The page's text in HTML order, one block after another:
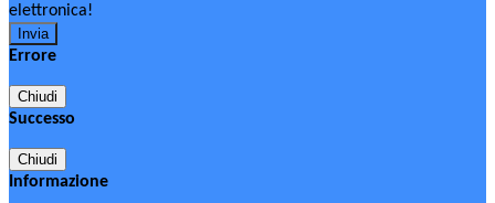
elettronica!
Errore
Chiudi
Successo
Chiudi
Informazione